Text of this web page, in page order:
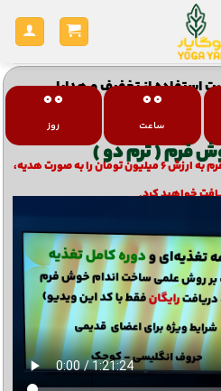
استفاده از تخفیف و هدایا00
روز
00
ساعت
فرم ( ترم دو )
با خرید این دوره، ترم اول بدن خوش فرم به ارزش ۶ میلیون تومان را به صورت هدیه،
خواهید کرد.